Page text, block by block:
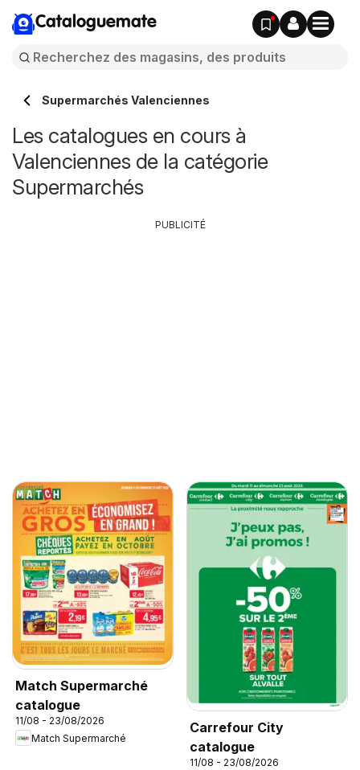
Cataloguemate
Supermarchés Valenciennes
Les catalogues en cours à
Valenciennes de la catégorie
Supermarchés
Match Supermarché
catalogue
11/08 - 23/08/2026
Match Supermarché
Carrefour City
catalogue
11/08 - 23/08/2026
PUBLICITÉ